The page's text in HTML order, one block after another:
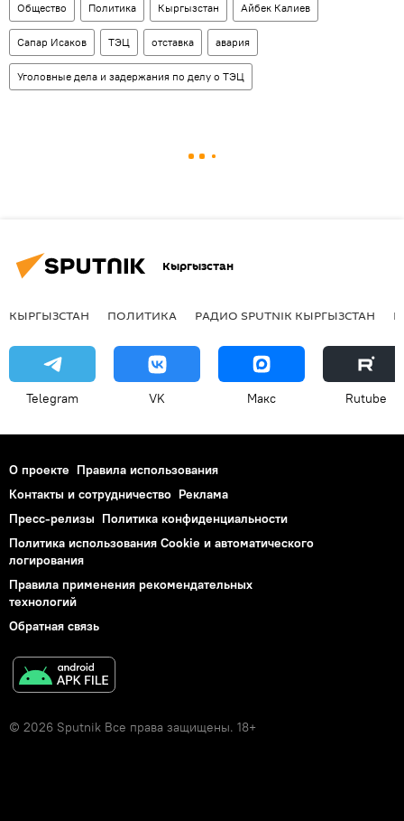
Общество Политика Кыргызстан Айбек Калиев
Сапар Исаков ТЭЦ отставка авария
Уголовные дела и задержания по делу о ТЭЦ
Кыргызстан
КЫРГЫЗСТАН ПОЛИТИКА РАДИО SPUTNIK КЫРГЫЗСТАН
Telegram VK Макс Rutube
О проекте Правила использования
Контакты и сотрудничество Реклама
Пресс-релизы Политика конфиденциальности
Политика использования Cookie и автоматического
логирования
Правила применения рекомендательных
технологий
Обратная связь
© 2026 Sputnik Все права защищены. 18+